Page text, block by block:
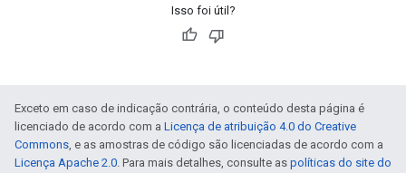
Isso foi útil?
Exceto em caso de indicação contrária, o conteúdo desta página é
licenciado de acordo com a Licença de atribuição 4.0 do Creative
Commons, e as amostras de código são licenciadas de acordo com a
Licença Apache 2.0. Para mais detalhes, consulte as políticas do site do